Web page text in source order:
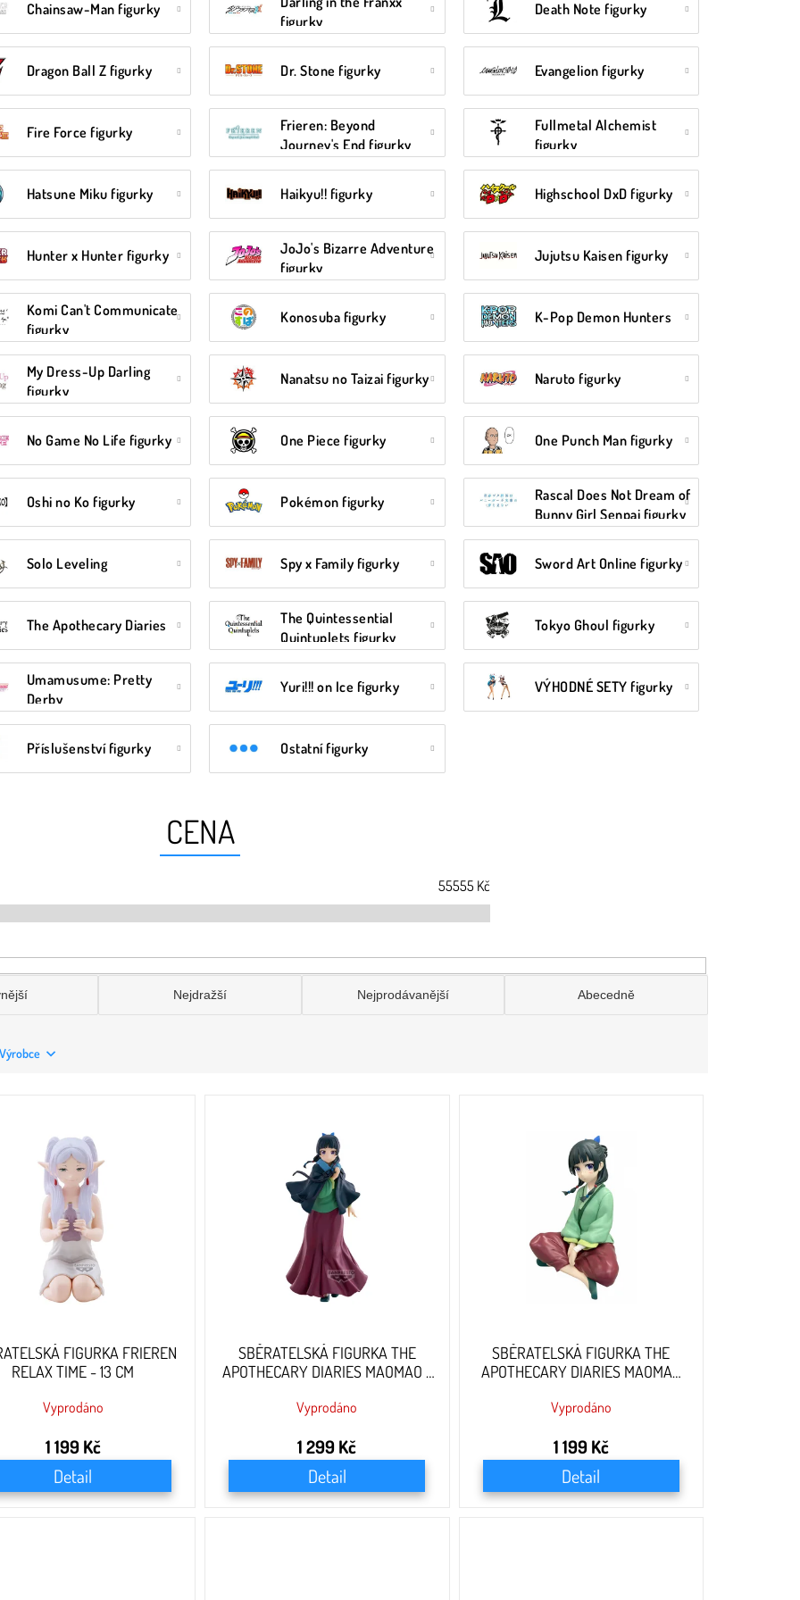
Chainsaw-Man figurky
figurky
Death Note figurky
Dragon Ball Z figurky Dr. Stone figurky Evangelion figurky
Fire Force figurky
Frieren: Beyond
Journey's End figurky
Fullmetal Alchemist
figurky
Hatsune Miku figurky Haikyu!! figurky Highschool DxD figurky
Hunter x Hunter figurky
JoJo's Bizarre Adventure
figurky
Jujutsu Kaisen figurky
Komi Can't Communicate
figurky
Konosuba figurky K-Pop Demon Hunters
My Dress-Up Darling
figurky
Nanatsu no Taizai figurky Naruto figurky
No Game No Life figurky One Piece figurky One Punch Man figurky
Oshi no Ko figurky Pokémon figurky
Rascal Does Not Dream of
Bunny Girl Senpai figurky
Solo Leveling Spy x Family figurky Sword Art Online figurky
The Apothecary Diaries
The Quintessential
Quintuplets figurky
Tokyo Ghoul figurky
Umamusume: Pretty
Derby
Yuri!!! on Ice figurky VÝHODNÉ SETY figurky
Příslušenství figurky Ostatní figurky
CENA
55555 Kč
Nejdražší Nejprodávanější Abecedně
Výrobce
FIGURKA FRIEREN
RELAX TIME - 13 CM
Vyprodáno
1 199 Kč
Detail
SBĚRATELSKÁ FIGURKA THE
APOTHECARY DIARIES MAOMAO -
Vyprodáno
1 299 Kč
Detail
SBĚRATELSKÁ FIGURKA THE
APOTHECARY DIARIES MAOMAO
Vyprodáno
1 199 Kč
Detail